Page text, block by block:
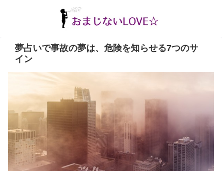
夢占いで事故の夢は、危険を知らせる7つのサ
イン